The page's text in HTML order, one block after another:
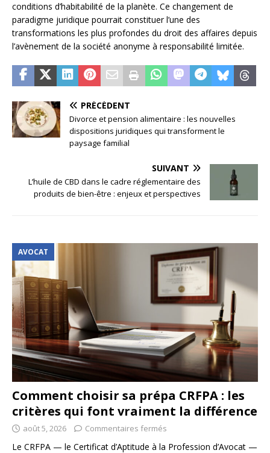
conditions d’habitabilité de la planète. Ce changement de
paradigme juridique pourrait constituer l’une des
transformations les plus profondes du droit des affaires depuis
l’avènement de la société anonyme à responsabilité limitée.
PRÉCÉDENT
Divorce et pension alimentaire : les nouvelles
dispositions juridiques qui transforment le
paysage familial
SUIVANT
L’huile de CBD dans le cadre réglementaire des
produits de bien-être : enjeux et perspectives
AVOCAT
Comment choisir sa prépa CRFPA : les
critères qui font vraiment la différence
août 5, 2026 Commentaires fermés
Le CRFPA — le Certificat d’Aptitude à la Profession d’Avocat —